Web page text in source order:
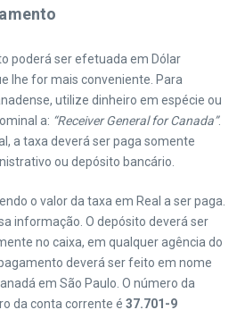
poderá ser efetuada em Dólar
lhe for mais conveniente. Para
utilize dinheiro em espécie ou
a: “Receiver General for Canada”.
a taxa deverá ser paga somente
ou depósito bancário.
o valor da taxa em Real a ser paga.
informação. O depósito deverá ser
no caixa, em qualquer agência do
deverá ser feito em nome
em São Paulo. O número da
da conta corrente é 37.701-9